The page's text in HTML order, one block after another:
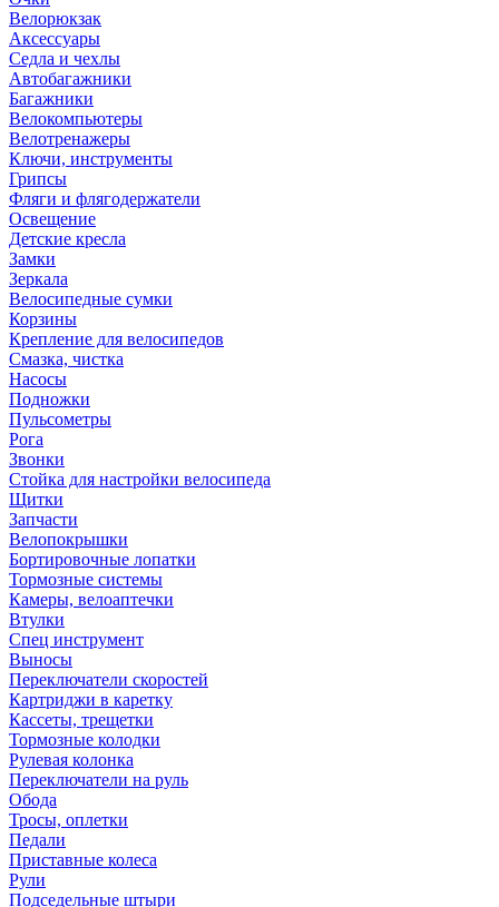
Велорюкзак
Аксессуары
Седла и чехлы
Автобагажники
Багажники
Велокомпьютеры
Велотренажеры
Ключи, инструменты
Грипсы
Фляги и флягодержатели
Освещение
Детские кресла
Замки
Зеркала
Велосипедные сумки
Корзины
Крепление для велосипедов
Смазка, чистка
Насосы
Подножки
Пульсометры
Рога
Звонки
Стойка для настройки велосипеда
Щитки
Запчасти
Велопокрышки
Бортировочные лопатки
Тормозные системы
Камеры, велоаптечки
Втулки
Спец инструмент
Выносы
Переключатели скоростей
Картриджи в каретку
Кассеты, трещетки
Тормозные колодки
Рулевая колонка
Переключатели на руль
Обода
Тросы, оплетки
Педали
Приставные колеса
Рули
Подседельные штыри